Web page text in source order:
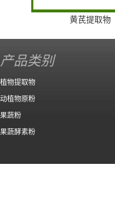
黄芪提取物
产品类别
植物提取物
动植物原粉
果蔬粉
果蔬酵素粉